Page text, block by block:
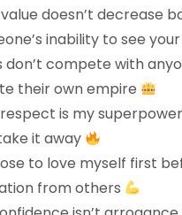
doesn’t decrease
inability to see
don’t compete with
their own empire
is my
it away
to love myself first
from others